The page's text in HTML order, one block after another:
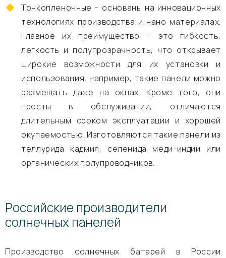
Тонкопленочные – основаны на инновационных
технологиях производства и нано материалах.
Главное их преимущество – это гибкость,
легкость и полупрозрачность, что открывает
широкие возможности для их установки и
использования, например, такие панели можно
размещать даже на окнах. Кроме того, они
просты в обслуживании, отличаются
длительным сроком эксплуатации и хорошей
окупаемостью. Изготовляются такие панели из
теллурида кадмия, селенида меди-индии или
органических полупроводников.
Российские производители
солнечных панелей
Производство солнечных батарей в России